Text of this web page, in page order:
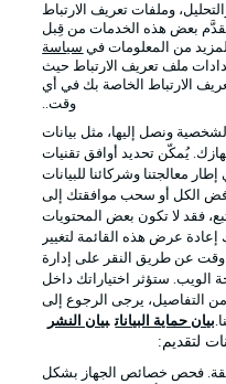
Football
وملفات تعريف الارتباط
تُقدَّم بعض هذه الخدمات من قِبل
من المعلومات في سياسة
ملف تعريف الارتباط حيث
الارتباط الخاصة بك في أي
وقت..
ونصل إليها، مثل بيانات
يُمكّن تحديد أوافق تقنيات
معالجتنا وشركائنا للبيانات
الكل أو سحب موافقتك إلى
فقد لا تكون بعض المحتويات
إعادة عرض هذه القائمة لتغيير
وقت عن طريق النقر على إدارة
الويب. ستؤثر اختياراتك داخل
من التفاصيل، يرجى الرجوع إلى
بيان حماية البيانات بيان النشر
لتقديم:
فحص خصائص الجهاز بشكل